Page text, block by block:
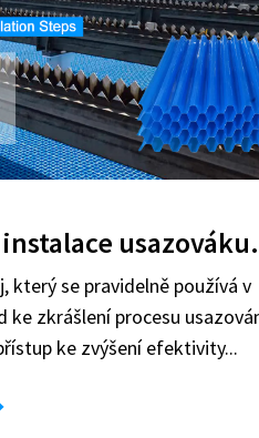
Jaké
který se pravidelně používá v
ke zkrášlení procesu
ke zvýšení efektivity...